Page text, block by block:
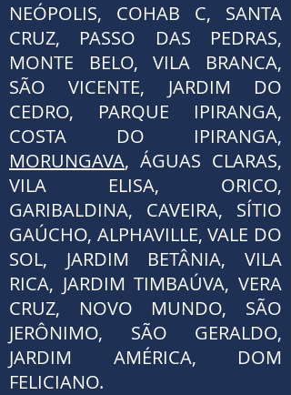
NEÓPOLIS, COHAB C, SANTA
CRUZ, PASSO DAS PEDRAS,
MONTE BELO, VILA BRANCA,
SÃO VICENTE, JARDIM DO
CEDRO, PARQUE IPIRANGA,
COSTA DO IPIRANGA,
MORUNGAVA, ÁGUAS CLARAS,
VILA ELISA, ORICO,
GARIBALDINA, CAVEIRA, SÍTIO
GAÚCHO, ALPHAVILLE, VALE DO
SOL, JARDIM BETÂNIA, VILA
RICA, JARDIM TIMBAÚVA, VERA
CRUZ, NOVO MUNDO, SÃO
JERÔNIMO, SÃO GERALDO,
JARDIM AMÉRICA, DOM
FELICIANO.